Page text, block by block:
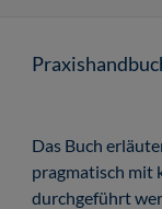
Das Buch
pragmatisch mit
durchgeführt